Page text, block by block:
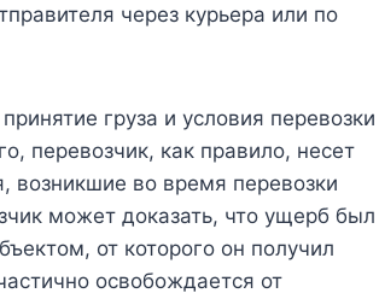
через курьера или по
груза и условия перевозки
перевозчик, как правило, несет
возникшие во время перевозки
может доказать, что ущерб был
от которого он получил
освобождается от